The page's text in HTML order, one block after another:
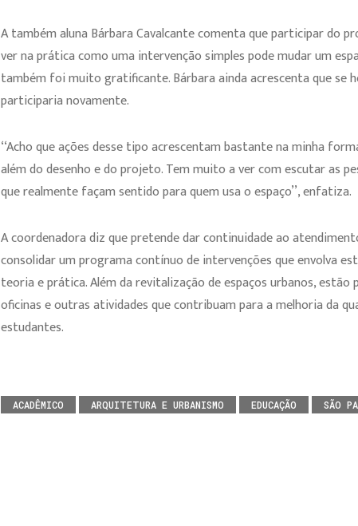
A também aluna Bárbara Cavalcante comenta que participar do
ver na prática como uma intervenção simples pode mudar um
também foi muito gratificante. Bárbara ainda acrescenta que se
participaria novamente.
‘‘Acho que ações desse tipo acrescentam bastante na minha
além do desenho e do projeto. Tem muito a ver com escutar as
que realmente façam sentido para quem usa o espaço’’, enfatiza.
A coordenadora diz que pretende dar continuidade ao
consolidar um programa contínuo de intervenções que envolva
teoria e prática. Além da revitalização de espaços urbanos,
oficinas e outras atividades que contribuam para a melhoria da
estudantes.
ACADÊMICO ARQUITETURA E URBANISMO EDUCAÇÃO SÃO